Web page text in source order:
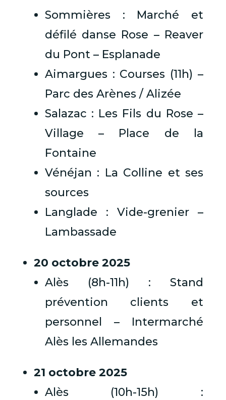
Sommières : Marché et
défilé danse Rose – Reaver
du Pont – Esplanade
Aimargues : Courses (11h) –
Parc des Arènes / Alizée
Salazac : Les Fils du Rose –
Village – Place de la
Fontaine
Vénéjan : La Colline et ses
sources
Langlade : Vide-grenier –
Lambassade
20 octobre 2025
Alès (8h-11h) : Stand
prévention clients et
personnel – Intermarché
Alès les Allemandes
21 octobre 2025
Alès (10h-15h) :